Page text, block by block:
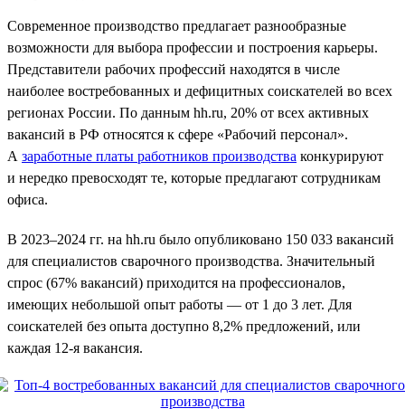
Современное производство предлагает разнообразные
возможности для выбора профессии и построения карьеры.
Представители рабочих профессий находятся в числе
наиболее востребованных и дефицитных соискателей во всех
регионах России. По данным hh.ru, 20% от всех активных
вакансий в РФ относятся к сфере «Рабочий персонал».
А заработные платы работников производства конкурируют
и нередко превосходят те, которые предлагают сотрудникам
офиса.
В 2023–2024 гг. на hh.ru было опубликовано 150 033 вакансий
для специалистов сварочного производства. Значительный
спрос (67% вакансий) приходится на профессионалов,
имеющих небольшой опыт работы — от 1 до 3 лет. Для
соискателей без опыта доступно 8,2% предложений, или
каждая 12-я вакансия.